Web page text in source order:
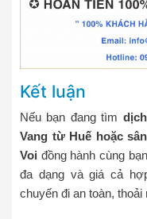
Kết luận
Nếu bạn đang tìm
Vang từ Huế hoặc
Voi đồng hành cùng
đa dạng và giá cả
chuyến đi an toàn, thoải